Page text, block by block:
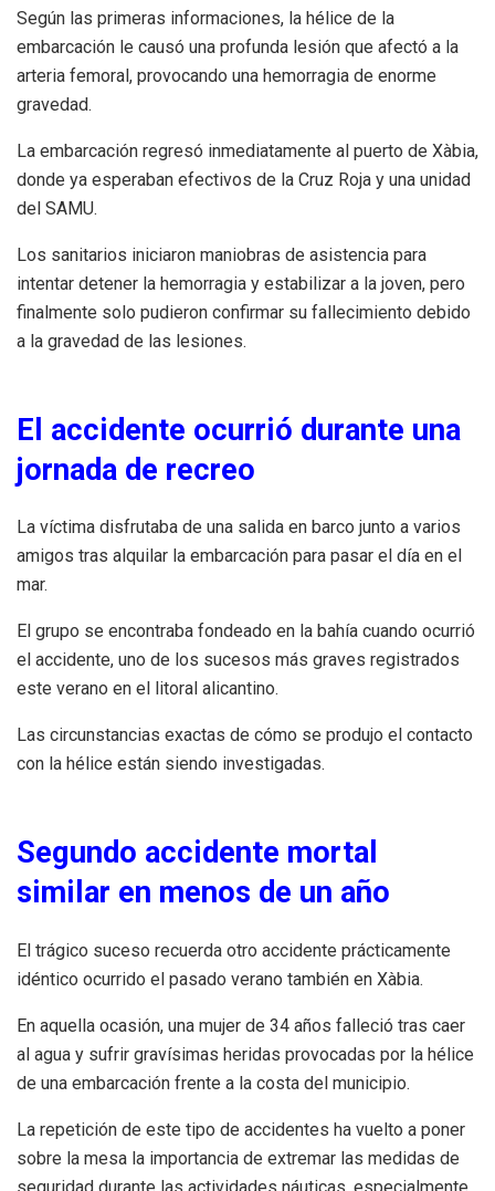
Según las primeras informaciones, la hélice de la
embarcación le causó una profunda lesión que afectó a la
arteria femoral, provocando una hemorragia de enorme
gravedad.
La embarcación regresó inmediatamente al puerto de Xàbia,
donde ya esperaban efectivos de la Cruz Roja y una unidad
del SAMU.
Los sanitarios iniciaron maniobras de asistencia para
intentar detener la hemorragia y estabilizar a la joven, pero
finalmente solo pudieron confirmar su fallecimiento debido
a la gravedad de las lesiones.
El accidente ocurrió durante una
jornada de recreo
La víctima disfrutaba de una salida en barco junto a varios
amigos tras alquilar la embarcación para pasar el día en el
mar.
El grupo se encontraba fondeado en la bahía cuando ocurrió
el accidente, uno de los sucesos más graves registrados
este verano en el litoral alicantino.
Las circunstancias exactas de cómo se produjo el contacto
con la hélice están siendo investigadas.
Segundo accidente mortal
similar en menos de un año
El trágico suceso recuerda otro accidente prácticamente
idéntico ocurrido el pasado verano también en Xàbia.
En aquella ocasión, una mujer de 34 años falleció tras caer
al agua y sufrir gravísimas heridas provocadas por la hélice
de una embarcación frente a la costa del municipio.
La repetición de este tipo de accidentes ha vuelto a poner
sobre la mesa la importancia de extremar las medidas de